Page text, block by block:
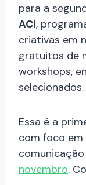
para a
ACI,
criativas em
gratuitos de
workshops,
selecionados.
Essa é a
com foco
novembro.